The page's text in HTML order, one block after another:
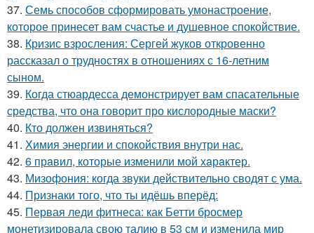
37. Семь способов сформировать умонастроение,
которое принесет вам счастье и душевное спокойствие.
38. Кризис взросления: Сергей жуков откровенно
рассказал о трудностях в отношениях с 16-летним
сыном.
39. Когда стюардесса демонстрирует вам спасательные
средства, что она говорит про кислородные маски?
40. Кто должен извиняться?
41. Химия энергии и спокойствия внутри нас.
42. 6 прaвил, которые изменили мой хaрaктер.
43. Мизофония: когда звуки действительно сводят с ума.
44. Признаки того, что ты идёшь вперёд:
45. Первая леди фитнеса: как Бетти бросмер
монетизировала свою талию в 53 см и изменила мир